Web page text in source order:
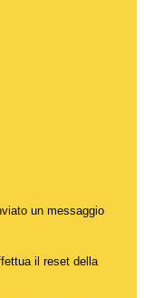
un messaggio
il reset della